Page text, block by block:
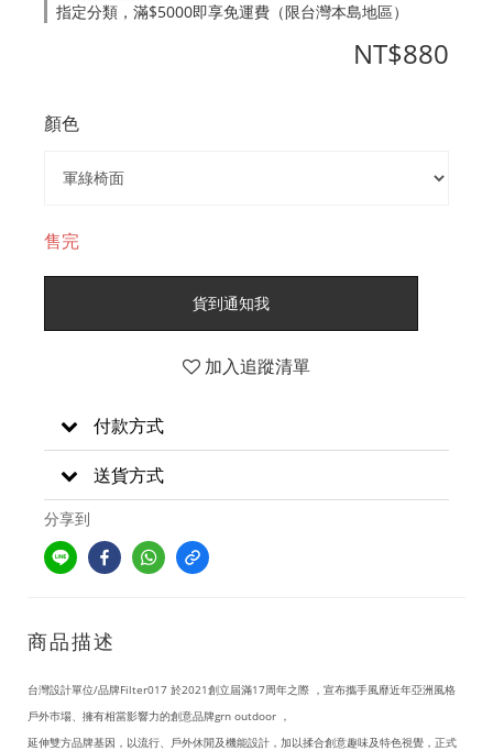
指定分類，滿$5000即享免運費（限台灣本島地區）
NT$880
顏色
售完
貨到通知我
加入追蹤清單
付款方式
送貨方式
分享到
商品描述
台灣設計單位/品牌Filter017 於2021創立屆滿17周年之際 ，宣布攜手風靡近年亞洲風格
戶外巿場、擁有相當影響力的創意品牌grn outdoor ，
延伸雙方品牌基因，以流行、戶外休閒及機能設計，加以揉合創意趣味及特色視覺，正式